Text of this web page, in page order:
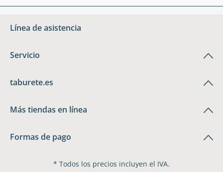
Línea de asistencia
Servicio
taburete.es
Más tiendas en línea
Formas de pago
* Todos los precios incluyen el IVA.